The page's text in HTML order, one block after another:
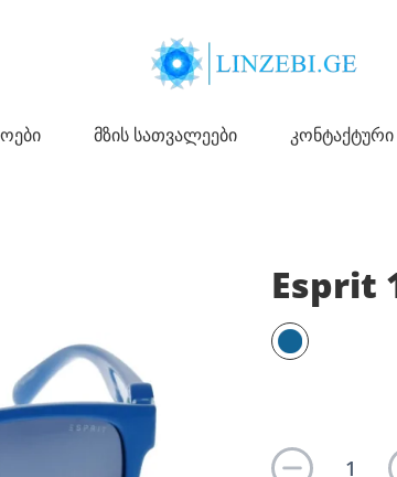
მზის სათვალეები
Esprit